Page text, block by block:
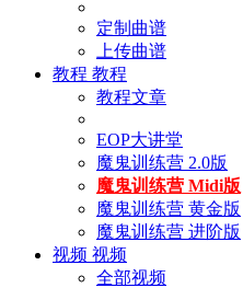
定制曲谱
上传曲谱
教程 教程
教程文章
EOP大讲堂
魔鬼训练营 2.0版
魔鬼训练营 Midi版
魔鬼训练营 黄金版
魔鬼训练营 进阶版
视频 视频
全部视频